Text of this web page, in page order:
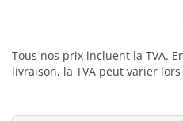
Tous nos prix incluent la TVA.
livraison, la TVA peut varier